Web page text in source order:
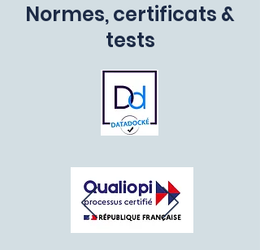
Normes, certificats &
tests